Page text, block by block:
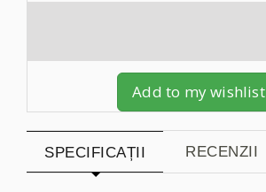
Add to my wishlist
SPECIFICAȚII RECENZII